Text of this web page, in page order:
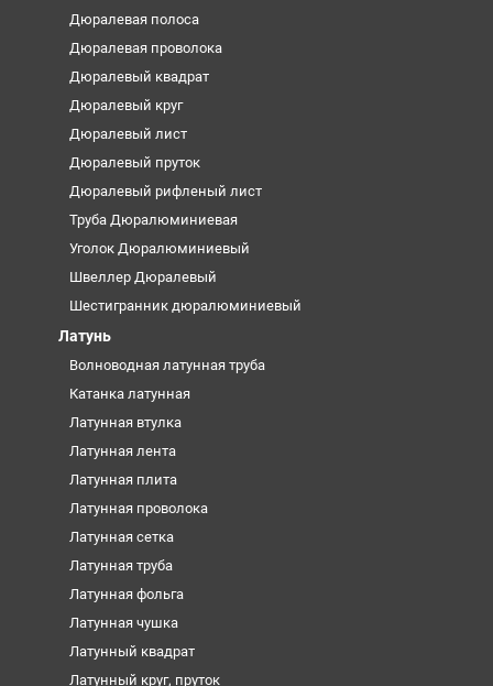
Дюралевая полоса
Дюралевая проволока
Дюралевый квадрат
Дюралевый круг
Дюралевый лист
Дюралевый пруток
Дюралевый рифленый лист
Труба Дюралюминиевая
Уголок Дюралюминиевый
Швеллер Дюралевый
Шестигранник дюралюминиевый
Латунь
Волноводная латунная труба
Катанка латунная
Латунная втулка
Латунная лента
Латунная плита
Латунная проволока
Латунная сетка
Латунная труба
Латунная фольга
Латунная чушка
Латунный квадрат
Латунный круг, пруток